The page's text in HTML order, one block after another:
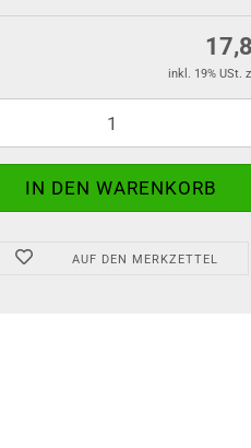
inkl. 19% USt.
AUF DEN MERKZETTEL